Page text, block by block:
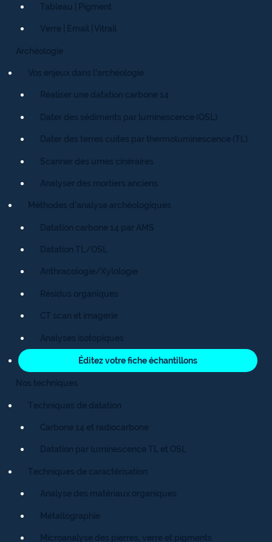
Tableau | Pigment
Verre | Email | Vitrail
Archéologie
Vos enjeux dans l’archéologie
Réaliser une datation carbone 14
Dater des sédiments par luminescence (OSL)
Dater des terres cuites par thermoluminescence (TL)
Scanner des urnes cinéraires
Analyser des mortiers anciens
Méthodes d’analyse archéologiques
Datation carbone 14 par AMS
Datation TL/OSL
Anthracologie/Xylologie
Résidus organiques
CT scan et imagerie
Analyses isotopiques
Éditez votre fiche échantillons
Nos techniques
Techniques de datation
Carbone 14 et radiocarbone
Datation par luminescence TL et OSL
Techniques de caractérisation
Analyse des matériaux organiques
Métallographie
Microanalyse des pierres, verre et pigments